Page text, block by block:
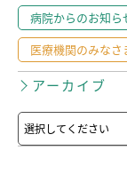
病院からのお知ら
医療機関のみなさ
アーカイブ